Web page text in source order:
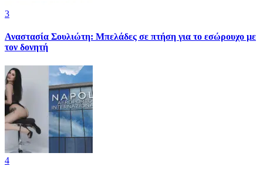
3
Αναστασία Σουλιώτη: Μπελάδες σε πτήση για το εσώρουχο με
τον δονητή
4